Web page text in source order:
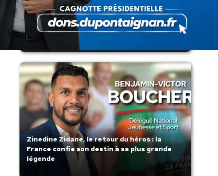
Lorsque tout flambe et que l’État
s’affaisse.
Zinedine Zidane, le retour du héros : la
France confie son destin à sa plus grande
légende